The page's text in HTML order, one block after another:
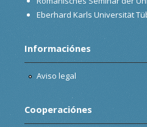
Eberhard Karls Universität
Informaciónes
Aviso legal
Cooperaciónes